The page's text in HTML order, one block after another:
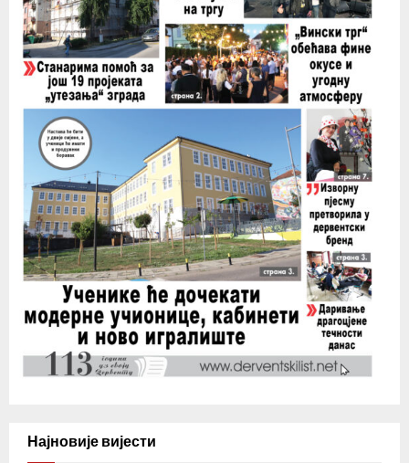
Најновије вијести